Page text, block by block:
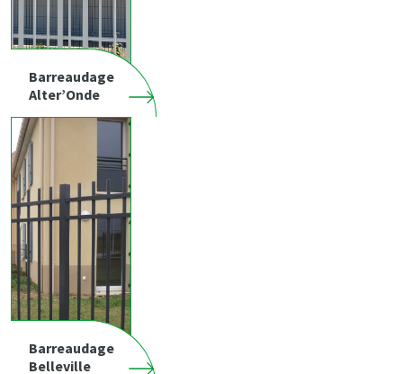
Barreaudage
Alter’Onde
Barreaudage
Belleville